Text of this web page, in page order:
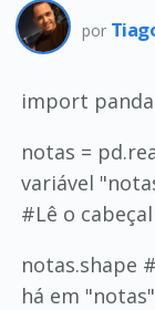
por
import
notas =
variável
#Lê o
notas.shape
há em "notas"